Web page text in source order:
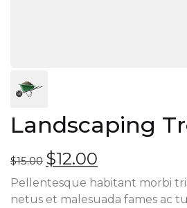
Landscaping
$15.00 $12.00
Pellentesque habitant morbi
netus et malesuada fames ac